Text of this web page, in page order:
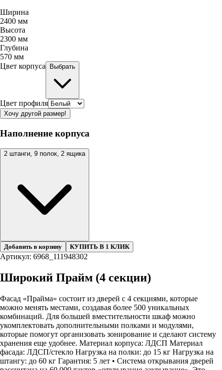
Ширина
2400 мм
Высота
2300 мм
Глубина
570 мм
Цвет корпуса
Выбрать
Цвет профиля
Хочу другой размер!
Наполнение корпуса
2 штанги, 9 полок, 2 ящика
Добавить в корзину КУПИТЬ В 1 КЛИК
Артикул: 6968_111948302
Широкий Прайм (4 секции)
Фасад «Прайма» состоит из дверей с 4 секциями, которые
можно менять местами, создавая более 500 уникальных
комбинаций. Для большей вместительности шкаф можно
укомплектовать дополнительными полками и модулями,
которые помогут организовать зонирование и сделают систему
хранения еще удобнее. Материал корпуса: ЛДСП Материал
фасада: ЛДСП/стекло Нагрузка на полки: до 15 кг Нагрузка на
штангу: до 60 кг Гарантия: 5 лет • Система открывания дверей